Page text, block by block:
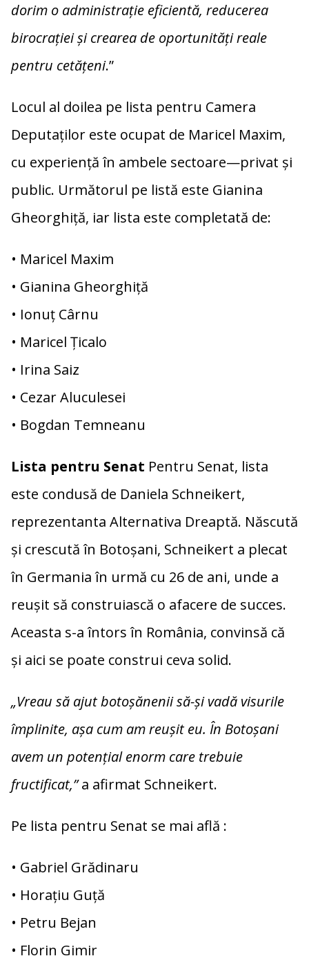
dorim o administrație eficientă, reducerea
birocrației și crearea de oportunități reale
pentru cetățeni.”
Locul al doilea pe lista pentru Camera
Deputaților este ocupat de Maricel Maxim,
cu experiență în ambele sectoare—privat și
public. Următorul pe listă este Gianina
Gheorghiță, iar lista este completată de:
• Maricel Maxim
• Gianina Gheorghiță
• Ionuț Cârnu
• Maricel Țicalo
• Irina Saiz
• Cezar Aluculesei
• Bogdan Temneanu
Lista pentru Senat Pentru Senat, lista
este condusă de Daniela Schneikert,
reprezentanta Alternativa Dreaptă. Născută
și crescută în Botoșani, Schneikert a plecat
în Germania în urmă cu 26 de ani, unde a
reușit să construiască o afacere de succes.
Aceasta s-a întors în România, convinsă că
și aici se poate construi ceva solid.
„Vreau să ajut botoșănenii să-și vadă visurile
împlinite, așa cum am reușit eu. În Botoșani
avem un potențial enorm care trebuie
fructificat,”a afirmat Schneikert.
Pe lista pentru Senat se mai află :
• Gabriel Grădinaru
• Horațiu Guţă
• Petru Bejan
• Florin Gimir